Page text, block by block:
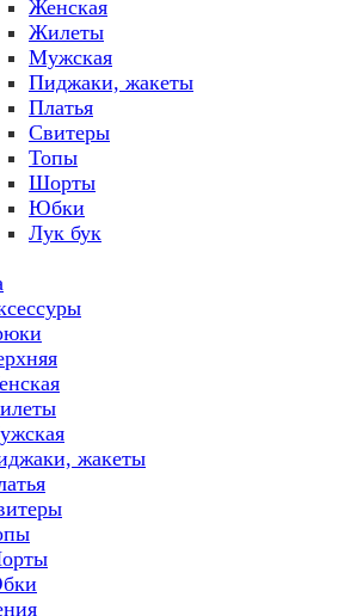
Женская
Жилеты
Мужская
Пиджаки, жакеты
Платья
Свитеры
Топы
Шорты
Юбки
Лук бук
жакеты